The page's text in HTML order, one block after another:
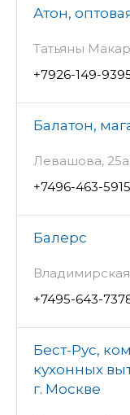
Атон,
Татьяны
+7926-149-
Балатон,
Левашова, 25а
+7496-463-5915
Балерс
Владимирская
+7495-643-
Бест-Рус,
кухонных
г. Москве